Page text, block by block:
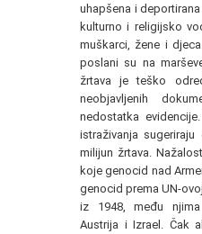
uhapšena i
kulturno i religijsko
muškarci, žene i
poslani su na
žrtava je teško
neobjavljenih
nedostatka
istraživanja
milijun žrtava.
koje genocid nad
genocid prema UN-
iz 1948, među
Austrija i Izrael. Čak